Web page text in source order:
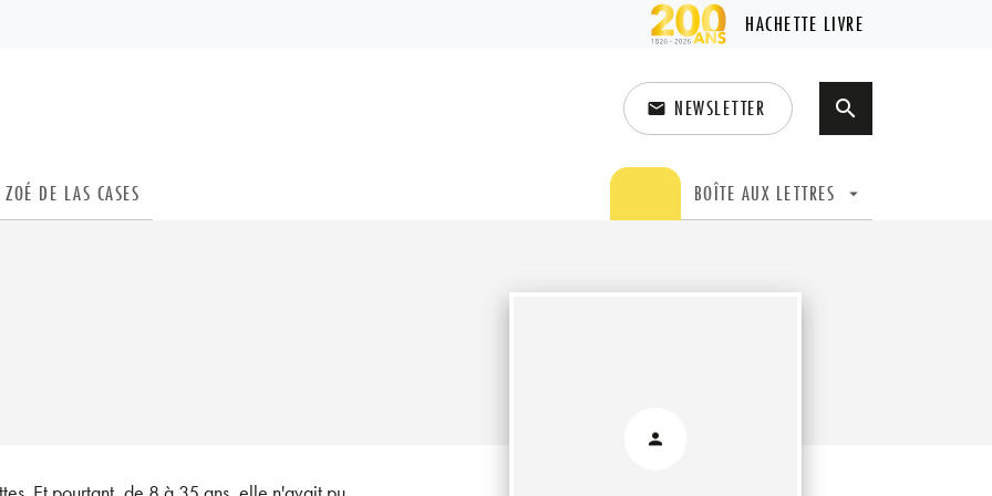
HACHETTE LIVRE
email NEWSLETTER search
ZOÉ DE LAS CASES BOÎTE AUX LETTRES arrow_drop_down